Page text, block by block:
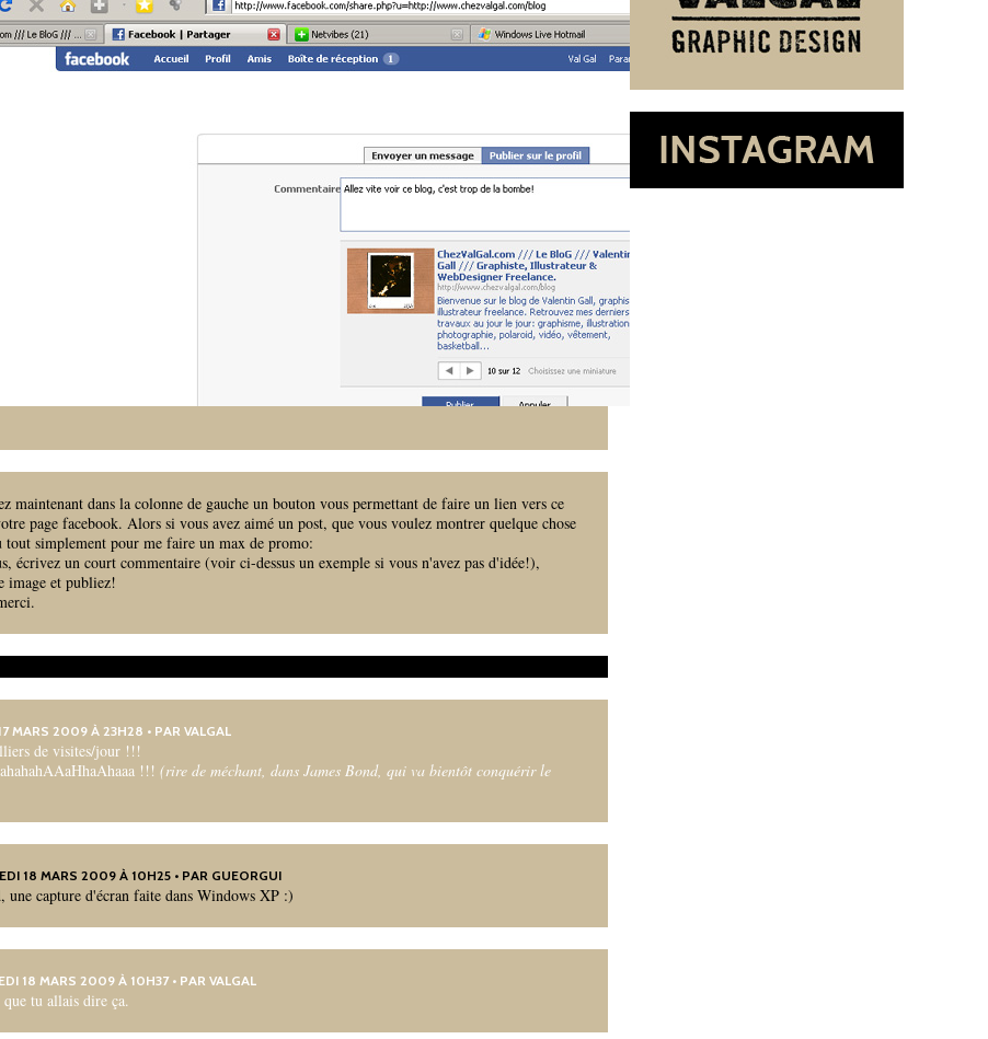
maintenant dans la colonne de gauche un bouton vous permettant de faire un lien vers ce
page facebook. Alors si vous avez aimé un post, que vous voulez montrer quelque chose
tout simplement pour me faire un max de promo:
écrivez un court commentaire (voir ci-dessus un exemple si vous n'avez pas d'idée!),
image et publiez!
MARS 2009 À 23H28 • PAR VALGAL
de visites/jour !!!
!!! (rire de méchant, dans James Bond, qui va bientôt conquérir le
18 MARS 2009 À 10H25 • PAR GUEORGUI
une capture d'écran faite dans Windows XP :)
18 MARS 2009 À 10H37 • PAR VALGAL
que tu allais dire ça.